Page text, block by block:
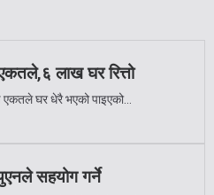
लाख घर रित्तो
घर धेरै भएको पाइएको...
सहयोग गर्ने